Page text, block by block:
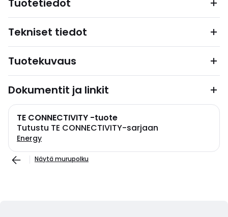
Tuotetiedot
Tekniset tiedot
Tuotekuvaus
Dokumentit ja linkit
TE CONNECTIVITY -tuote
Tutustu TE CONNECTIVITY-sarjaan
Energy
Näytä murupolku